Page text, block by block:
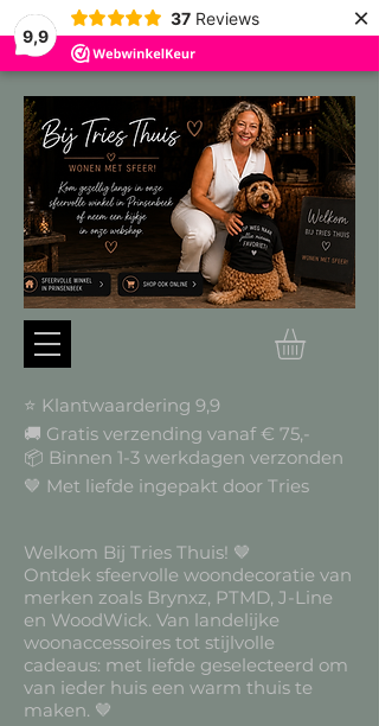
9,9
37 Reviews ×
⭐ Klantwaardering 9,9
🚚 Gratis verzending vanaf € 75,-
📦 Binnen 1-3 werkdagen verzonden
🤎 Met liefde ingepakt door Tries
Welkom Bij Tries Thuis! 🤎
Ontdek sfeervolle woondecoratie van
merken zoals Brynxz, PTMD, J-Line
en WoodWick. Van landelijke
woonaccessoires tot stijlvolle
cadeaus: met liefde geselecteerd om
van ieder huis een warm thuis te
maken. 🤎